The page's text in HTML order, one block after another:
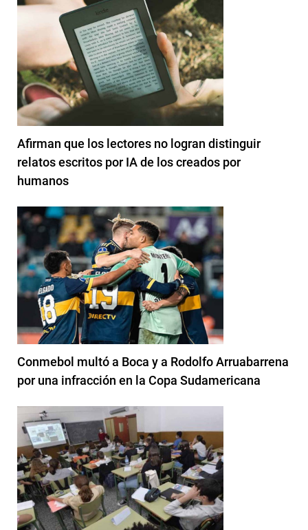
Afirman que los lectores no logran distinguir
relatos escritos por IA de los creados por
humanos
Conmebol multó a Boca y a Rodolfo Arruabarrena
por una infracción en la Copa Sudamericana